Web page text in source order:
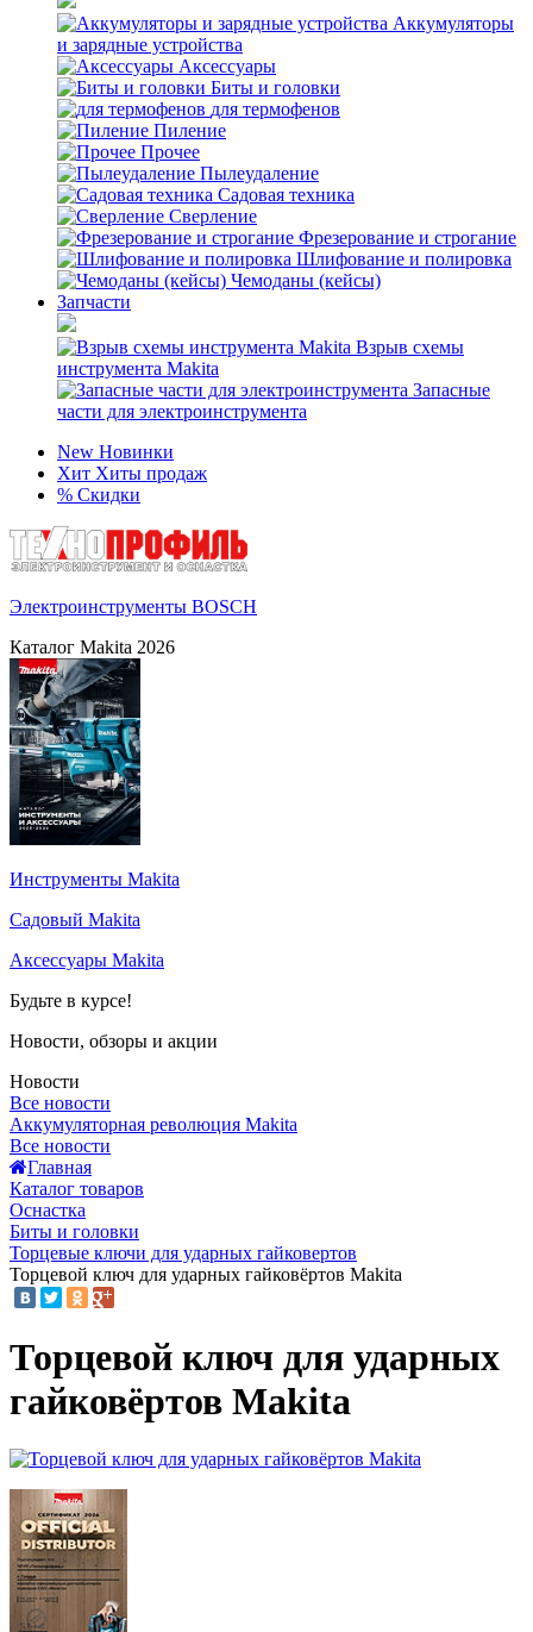
Аккумуляторы
и зарядные устройства
Аксессуары
Биты и головки
для термофенов
Пиление
Прочее
Пылеудаление
Садовая техника
Сверление
Фрезерование и строгание
Шлифование и полировка
Чемоданы (кейсы)
Запчасти
Взрыв схемы
инструмента Makita
Запасные
части для электроинструмента
New Новинки
Хит Хиты продаж
% Скидки
Электроинструменты BOSCH
Каталог Makita 2026
Инструменты Makita
Садовый Makita
Аксессуары Makita
Будьте в курсе!
Новости, обзоры и акции
Новости
Все новости
Аккумуляторная революция Makita
Все новости
Главная
Каталог товаров
Оснастка
Биты и головки
Торцевые ключи для ударных гайковертов
Торцевой ключ для ударных гайковёртов Makita
Торцевой ключ для ударных
гайковёртов Makita